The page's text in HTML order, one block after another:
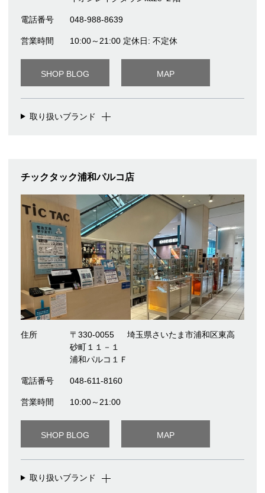
電話番号 048-988-8639
営業時間 10:00～21:00 定休日: 不定休
SHOP BLOG MAP
取り扱いブランド
チックタック浦和パルコ店
住所 〒330-0055
埼玉県さいたま市浦和区東高
砂町１１－１
浦和パルコ１Ｆ
電話番号 048-611-8160
営業時間 10:00～21:00
SHOP BLOG MAP
取り扱いブランド